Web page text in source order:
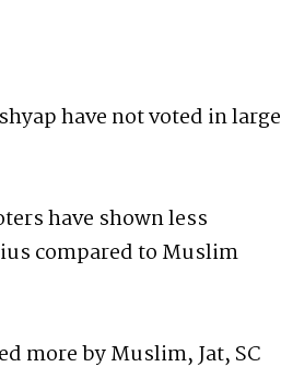
have not voted in large
have shown less
compared to Muslim
more by Muslim, Jat, SC